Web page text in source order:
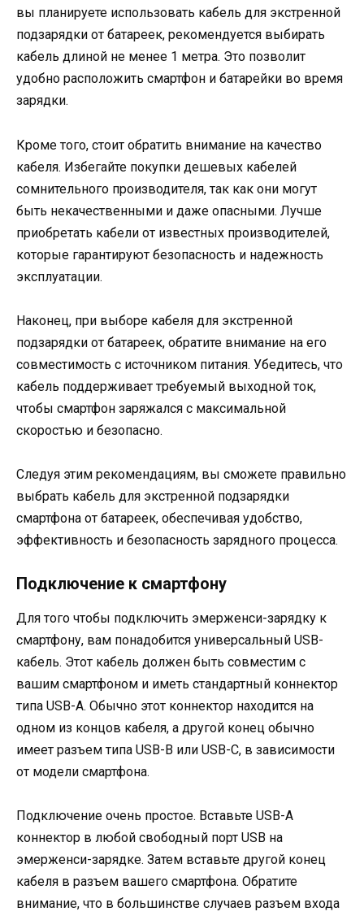
вы планируете использовать кабель для экстренной
подзарядки от батареек, рекомендуется выбирать
кабель длиной не менее 1 метра. Это позволит
удобно расположить смартфон и батарейки во время
зарядки.
Кроме того, стоит обратить внимание на качество
кабеля. Избегайте покупки дешевых кабелей
сомнительного производителя, так как они могут
быть некачественными и даже опасными. Лучше
приобретать кабели от известных производителей,
которые гарантируют безопасность и надежность
эксплуатации.
Наконец, при выборе кабеля для экстренной
подзарядки от батареек, обратите внимание на его
совместимость с источником питания. Убедитесь, что
кабель поддерживает требуемый выходной ток,
чтобы смартфон заряжался с максимальной
скоростью и безопасно.
Следуя этим рекомендациям, вы сможете правильно
выбрать кабель для экстренной подзарядки
смартфона от батареек, обеспечивая удобство,
эффективность и безопасность зарядного процесса.
Подключение к смартфону
Для того чтобы подключить эмерженси-зарядку к
смартфону, вам понадобится универсальный USB-
кабель. Этот кабель должен быть совместим с
вашим смартфоном и иметь стандартный коннектор
типа USB-A. Обычно этот коннектор находится на
одном из концов кабеля, а другой конец обычно
имеет разъем типа USB-B или USB-C, в зависимости
от модели смартфона.
Подключение очень простое. Вставьте USB-A
коннектор в любой свободный порт USB на
эмерженси-зарядке. Затем вставьте другой конец
кабеля в разъем вашего смартфона. Обратите
внимание, что в большинстве случаев разъем входа